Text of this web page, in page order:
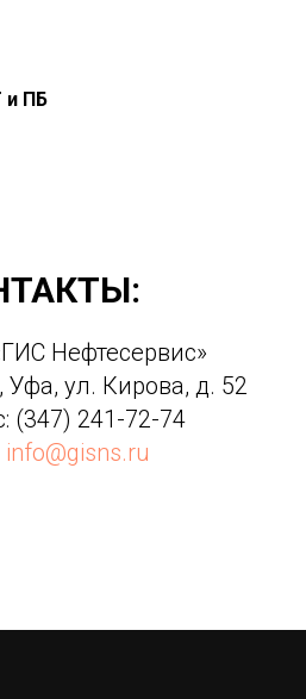
и ПБ
Нефтесервис»
Уфа, ул. Кирова, д. 52
(347) 241-72-74
info@gisns.ru